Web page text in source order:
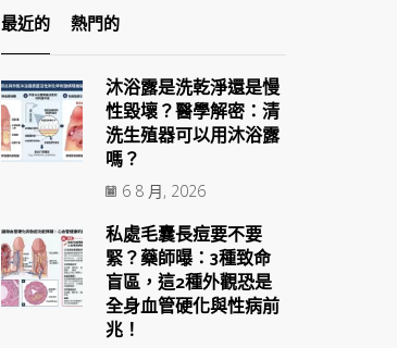
最近的 熱門的
沐浴露是洗乾淨還是慢
性毀壞？醫學解密：清
洗生殖器可以用沐浴露
嗎？
6 8 月, 2026
私處毛囊長痘要不要
緊？藥師曝：3種致命
盲區，這2種外觀恐是
全身血管硬化與性病前
兆！